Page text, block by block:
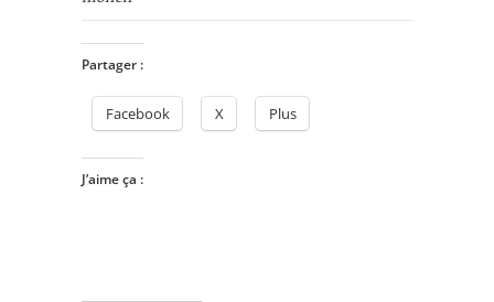
Partager :
Facebook X Plus
J’aime ça :